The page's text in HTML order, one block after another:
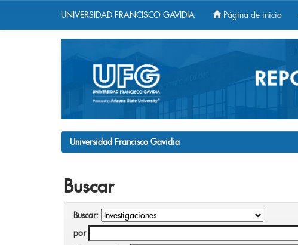
UNIVERSIDAD FRANCISCO GAVIDIA Página de inicio
Universidad Francisco Gavidia
Buscar
Buscar:
por